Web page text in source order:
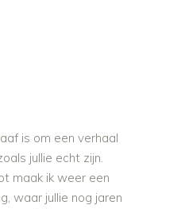
is om een verhaal
jullie echt zijn.
maak ik weer een
waar jullie nog jaren